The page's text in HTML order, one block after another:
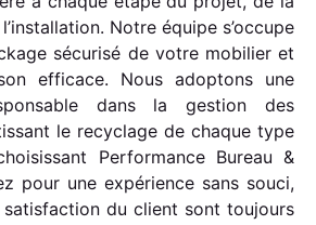
Notre équipe s’occupe
sécurisé de votre mobilier et
efficace. Nous adoptons une
dans la gestion des
le recyclage de chaque type
Performance Bureau &
pour une expérience sans souci,
du client sont toujours